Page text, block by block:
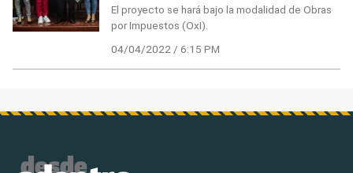
El proyecto se hará bajo la modalidad de Obras
por Impuestos (OxI).
04/04/2022 / 6:15 PM